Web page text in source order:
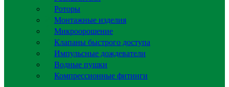
Роторы
Монтажные изделия
Микроорошение
Клапаны быстрого доступа
Импульсные дождеватели
Водные пушки
Компрессионные фитинги